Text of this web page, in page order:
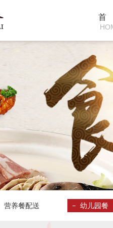
首
营养餐配送 幼儿园餐